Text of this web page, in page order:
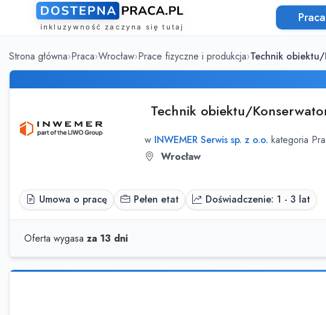
Praca
Strona główna Praca Wrocław Prace fizyczne i produkcja Technik
Technik obiektu/
w INWEMER Serwis sp. z o.o. kategoria
Wrocław
Umowa o pracę Pełen etat Doświadczenie: 1 - 3 lat
Oferta wygasa za 13 dni